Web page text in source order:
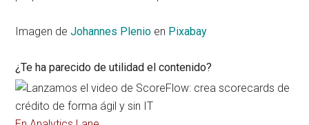
Imagen deJohannes Plenio en Pixabay
¿Te ha parecido de utilidad el contenido?